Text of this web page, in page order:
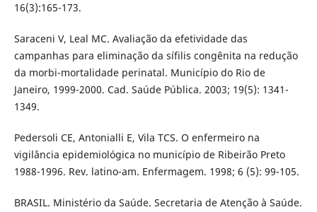
16(3):165-173.
Saraceni V, Leal MC. Avaliação da efetividade das
campanhas para eliminação da sífilis congênita na redução
da morbi-mortalidade perinatal. Município do Rio de
Janeiro, 1999-2000. Cad. Saúde Pública. 2003; 19(5): 1341-
1349.
Pedersoli CE, Antonialli E, Vila TCS. O enfermeiro na
vigilância epidemiológica no município de Ribeirão Preto
1988-1996. Rev. latino-am. Enfermagem. 1998; 6 (5): 99-105.
BRASIL. Ministério da Saúde. Secretaria de Atenção à Saúde.